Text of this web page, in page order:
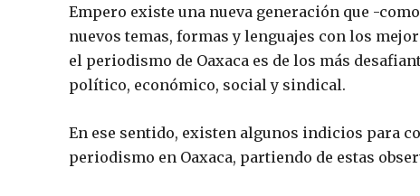
Empero existe una nueva generación que -
nuevos temas, formas y lenguajes con los
el periodismo de Oaxaca es de los más
político, económico, social y sindical.
En ese sentido, existen algunos indicios para
periodismo en Oaxaca, partiendo de estas